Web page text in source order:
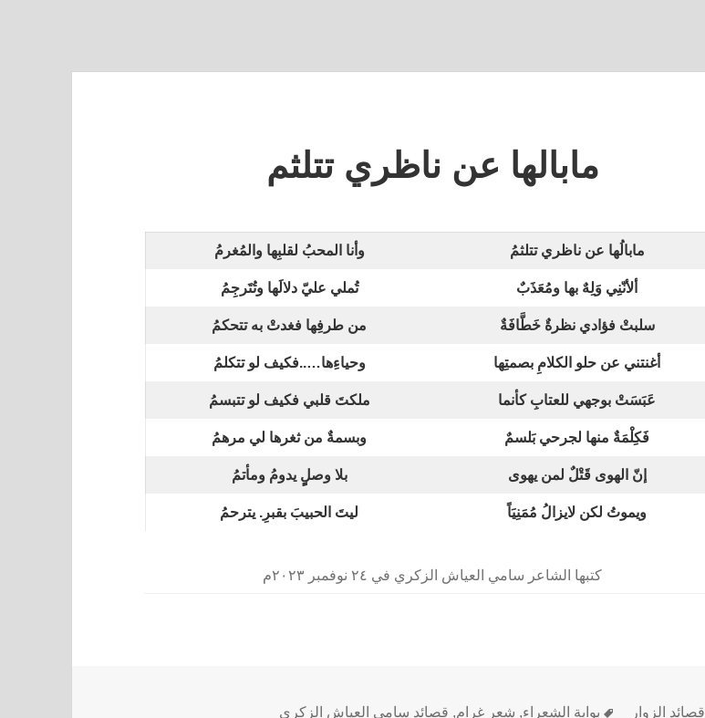
مابالها عن ناظري تتلثم
مابالُها عن ناظري تتلثمُ وأنا المحبُ لقلبِها والمُغرمُ
ألأنّنِي وَلِهٌ بها ومُعَذَبٌ تُملي عليّ دلالَها وتُتَرجِمُ
سلبتْ فؤادي نظرةٌ خَطَّافَةٌ من طرفِها فغدتْ به تتحكمُ
أغنتني عن حلو الكلامِ بصمتِها وحياءِها…..فكيف لو تتكلمُ
عَبَسَتْ بوجهي للعتابِ كأنما ملكتَ قلبي فكيف لو تتبسمُ
فَكِلْمَةٌ منها لجرحي بَلسمٌ وبسمةٌ من ثغرها لي مرهمُ
إنّ الهوى قَتْلٌ لمن يهوى بلا وصلٍٍ يدومُ ومأتمُ
ويموتُ لكن لايزالُ مُمَنِيَاً ليتَ الحبيبَ بقبرِ. يترحمُ
كتبها الشاعر سامي العياش الزكري في ٢٤ نوفمبر ٢٠٢٣م
قصائد الزوار بوابة الشعراء, شعر غرام, قصائد سامي العياش الزكري